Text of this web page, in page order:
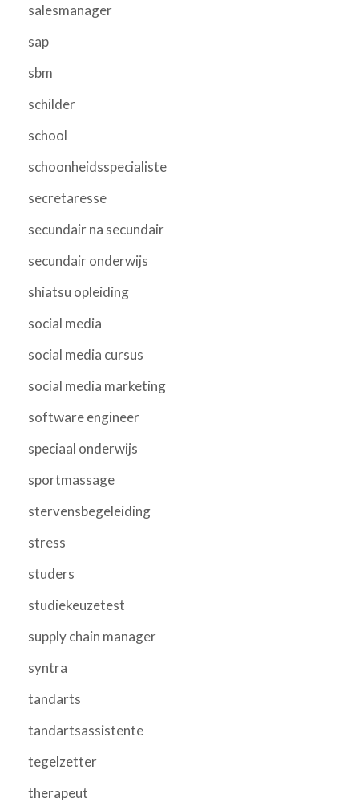
salesmanager
sap
sbm
schilder
school
schoonheidsspecialiste
secretaresse
secundair na secundair
secundair onderwijs
shiatsu opleiding
social media
social media cursus
social media marketing
software engineer
speciaal onderwijs
sportmassage
stervensbegeleiding
stress
studers
studiekeuzetest
supply chain manager
syntra
tandarts
tandartsassistente
tegelzetter
therapeut